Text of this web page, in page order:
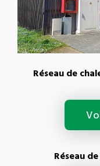
Réseau de
Réseau